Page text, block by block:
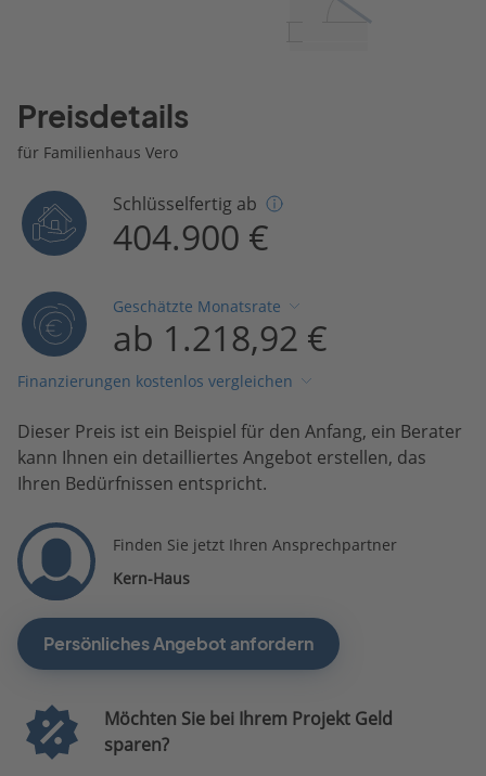
Preisdetails
für Familienhaus Vero
Schlüsselfertig ab
404.900 €
Geschätzte Monatsrate
ab 1.218,92 €
Finanzierungen kostenlos vergleichen
Dieser Preis ist ein Beispiel für den Anfang, ein Berater
kann Ihnen ein detailliertes Angebot erstellen, das
Ihren Bedürfnissen entspricht.
Finden Sie jetzt Ihren Ansprechpartner
Kern-Haus
Persönliches Angebot anfordern
Möchten Sie bei Ihrem Projekt Geld
sparen?